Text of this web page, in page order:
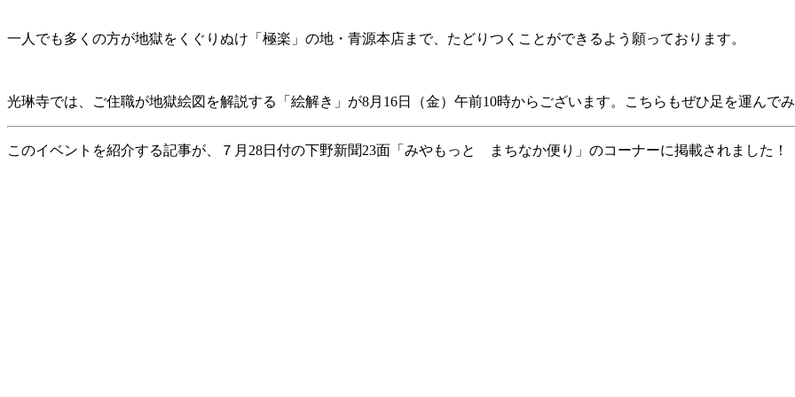
一人でも多くの方が地獄をくぐりぬけ「極楽」の地・青源本店まで、たどりつくことができるよう願っております。
光琳寺では、ご住職が地獄絵図を解説する「絵解き」が8月16日（金）午前10時からございます。こちらもぜひ足を運んでみ
このイベントを紹介する記事が、７月28日付の下野新聞23面「みやもっと まちなか便り」のコーナーに掲載されました！